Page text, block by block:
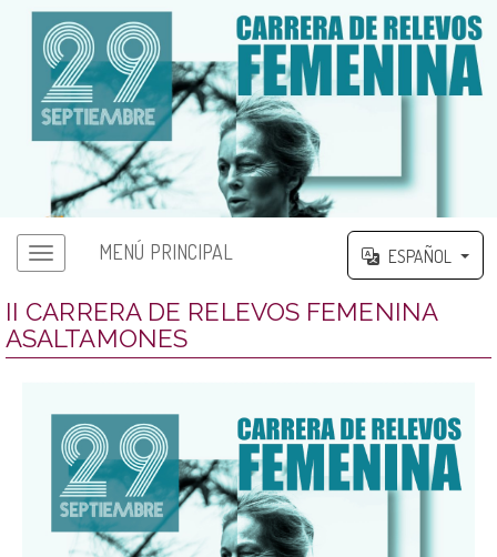
Menú principalMENÚ PRINCIPAL ESPAÑOL
II CARRERA DE RELEVOS FEMENINA
ASALTAMONES